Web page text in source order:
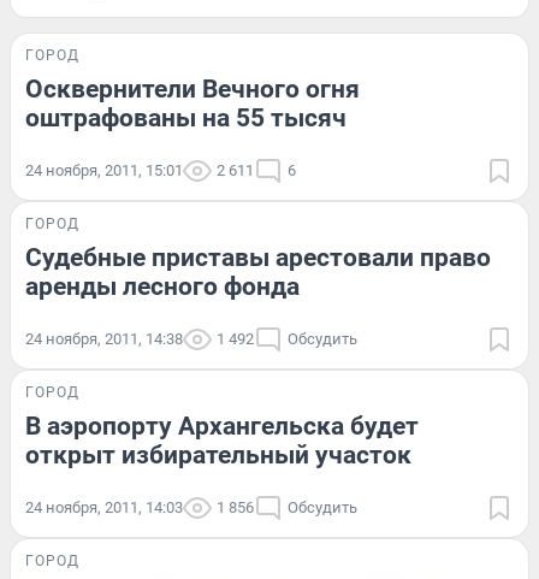
ГОРОД
Осквернители Вечного огня
оштрафованы на 55 тысяч
24 ноября, 2011, 15:01 2 611 6
ГОРОД
Судебные приставы арестовали право
аренды лесного фонда
24 ноября, 2011, 14:38 1 492 Обсудить
ГОРОД
В аэропорту Архангельска будет
открыт избирательный участок
24 ноября, 2011, 14:03 1 856 Обсудить
ГОРОД